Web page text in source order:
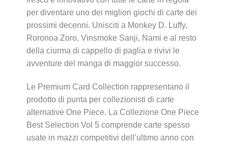
per diventare uno dei migliori giochi di carte dei
prossimi decenni. Unisciti a Monkey D. Luffy,
Roronoa Zoro, Vinsmoke Sanji, Nami e al resto
della ciurma di cappello di paglia e rivivi le
avventure del manga di maggior successo.
Le Premium Card Collection rappresentano il
prodotto di punta per collezionisti di carte
alternative One Piece. La Collezione One Piece
Best Selection Vol 5 comprende carte spesso
usate in mazzi competitivi dell’ultimo anno con